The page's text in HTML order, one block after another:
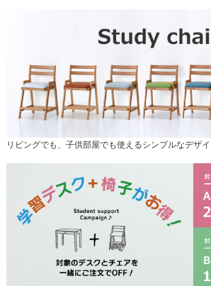
リビングでも、子供部屋でも使えるシンプルなデザイ